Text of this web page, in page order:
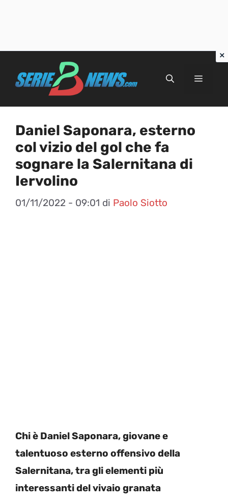
Menu
Daniel Saponara, esterno
col vizio del gol che fa
sognare la Salernitana di
Iervolino
01/11/2022 - 09:01 di Paolo Siotto
Chi è Daniel Saponara, giovane e
talentuoso esterno offensivo della
Salernitana, tra gli elementi più
interessanti del vivaio granata